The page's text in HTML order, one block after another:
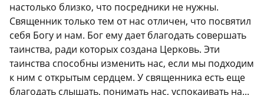
настолько близко, что посредники не нужны.
Священник только тем от нас отличен, что посвятил
себя Богу и нам. Бог ему дает благодать совершать
таинства, ради которых создана Церковь. Эти
таинства способны изменить нас, если мы подходим
к ним с открытым сердцем. У священника есть еще
благодать слышать, понимать нас, успокаивать на...